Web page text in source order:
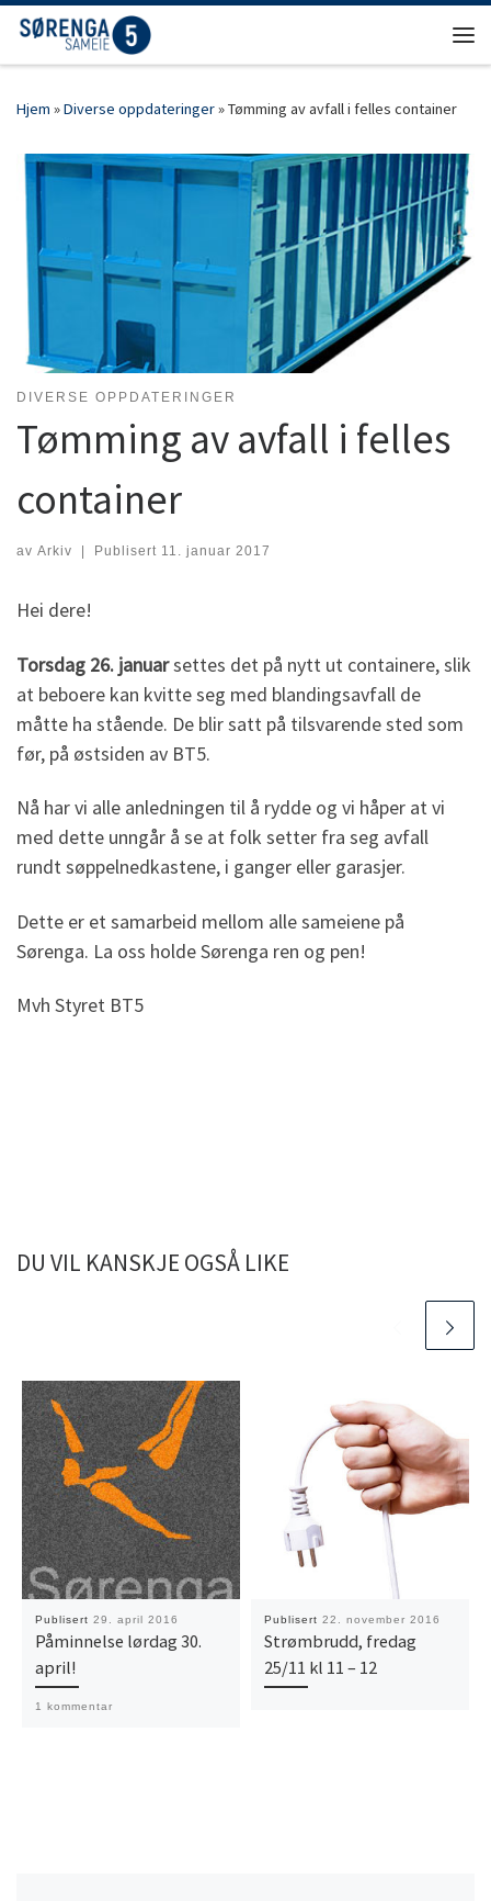
Skip to content
Hjem »Diverse oppdateringer»Tømming av avfall i felles container
DIVERSE OPPDATERINGER
Tømming av avfall i felles
container
av Arkiv Publisert 11. januar 2017
Hei dere!
Torsdag 26. januarsettes det på nytt ut containere, slik
at beboere kan kvitte seg med blandingsavfall de
måtte ha stående. De blir satt på tilsvarende sted som
før, på østsiden av BT5.
Nå har vi alle anledningen til å rydde og vi håper at vi
med dette unngår å se at folk setter fra seg avfall
rundt søppelnedkastene, i ganger eller garasjer.
Dette er et samarbeid mellom alle sameiene på
Sørenga. La oss holde Sørenga ren og pen!
Mvh Styret BT5
DU VIL KANSKJE OGSÅ LIKE
Publisert 29. april 2016
Påminnelse lørdag 30.
april!
1 kommentar
Publisert 22. november 2016
Strømbrudd, fredag
25/11 kl 11 – 12